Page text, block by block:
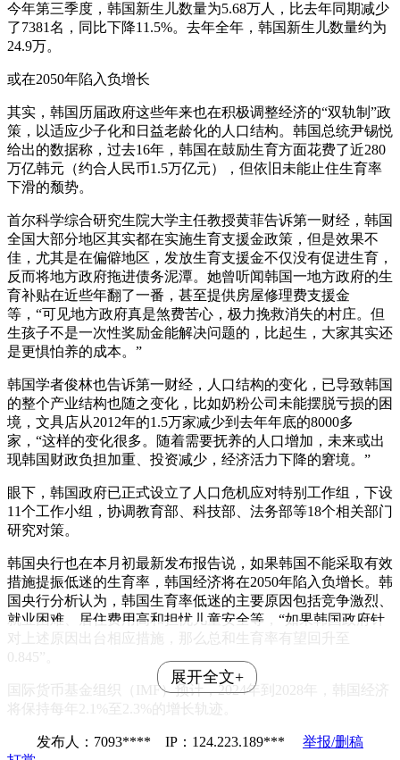
今年第三季度，韩国新生儿数量为5.68万人，比去年同期减少
了7381名，同比下降11.5%。去年全年，韩国新生儿数量约为
24.9万。
或在2050年陷入负增长
其实，韩国历届政府这些年来也在积极调整经济的“双轨制”政
策，以适应少子化和日益老龄化的人口结构。韩国总统尹锡悦
给出的数据称，过去16年，韩国在鼓励生育方面花费了近280
万亿韩元（约合人民币1.5万亿元），但依旧未能止住生育率
下滑的颓势。
首尔科学综合研究生院大学主任教授黄菲告诉第一财经，韩国
全国大部分地区其实都在实施生育支援金政策，但是效果不
佳，尤其是在偏僻地区，发放生育支援金不仅没有促进生育，
反而将地方政府拖进债务泥潭。她曾听闻韩国一地方政府的生
育补贴在近些年翻了一番，甚至提供房屋修理费支援金
等，“可见地方政府真是煞费苦心，极力挽救消失的村庄。但
生孩子不是一次性奖励金能解决问题的，比起生，大家其实还
是更惧怕养的成本。”
韩国学者俊林也告诉第一财经，人口结构的变化，已导致韩国
的整个产业结构也随之变化，比如奶粉公司未能摆脱亏损的困
境，文具店从2012年的1.5万家减少到去年年底的8000多
家，“这样的变化很多。随着需要抚养的人口增加，未来或出
现韩国财政负担加重、投资减少，经济活力下降的窘境。”
眼下，韩国政府已正式设立了人口危机应对特别工作组，下设
11个工作小组，协调教育部、科技部、法务部等18个相关部门
研究对策。
韩国央行也在本月初最新发布报告说，如果韩国不能采取有效
措施提振低迷的生育率，韩国经济将在2050年陷入负增长。韩
国央行分析认为，韩国生育率低迷的主要原因包括竞争激烈、
就业困难、居住费用高和担忧儿童安全等，“如果韩国政府针
对上述原因出台相应措施，那么总和生育率有望回升至
0.845”。
国际货币基金组织（IMF）预计，2024年到2028年，韩国经济
将保持每年2.1%至2.3%的增长轨迹。
展开全文+
发布人：7093**** IP：124.223.189*** 举报/删稿